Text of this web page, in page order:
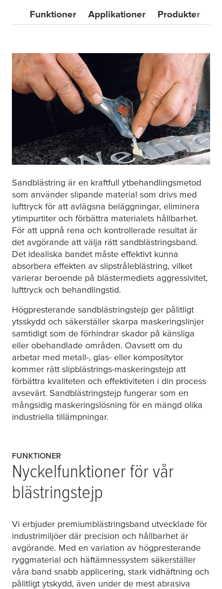
Funktioner Applikationer Produkter
Sandblästring är en kraftfull ytbehandlingsmetod
som använder slipande material som drivs med
lufttryck för att avlägsna beläggningar, eliminera
ytimpurtiter och förbättra materialets hållbarhet.
För att uppnå rena och kontrollerade resultat är
det avgörande att välja rätt sandblästringsband.
Det idealiska bandet måste effektivt kunna
absorbera effekten av slipstråleblästring, vilket
varierar beroende på blästermediets aggressivitet,
lufttryck och behandlingstid.
Högpresterande sandblästringstejp ger pålitligt
ytsskydd och säkerställer skarpa maskeringslinjer
samtidigt som de förhindrar skador på känsliga
eller obehandlade områden. Oavsett om du
arbetar med metall-, glas- eller kompositytor
kommer rätt slipblästrings-maskeringstejp att
förbättra kvaliteten och effektiviteten i din process
avsevärt. Sandblästringstejp fungerar som en
mångsidig maskeringslösning för en mängd olika
industriella tillämpningar.
FUNKTIONER
Nyckelfunktioner för vår
blästringstejp
Vi erbjuder premiumblästringsband utvecklade för
industrimiljöer där precision och hållbarhet är
avgörande. Med en variation av högpresterande
ryggmaterial och häftämnessystem säkerställer
våra band snabb applicering, stark vidhäftning och
pålitligt ytskydd, även under de mest abrasiva